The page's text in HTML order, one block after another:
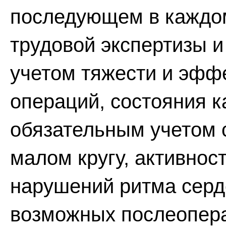
последующем в
трудовой экспертизы
учетом тяжести и
операций, состояния
обязательным учетом
малом кругу,
нарушений ритма
возможных